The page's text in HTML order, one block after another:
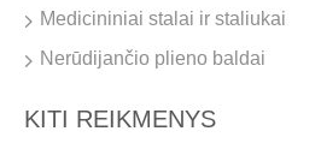
Medicininiai stalai ir staliukai
Nerūdijančio plieno baldai
KITI REIKMENYS